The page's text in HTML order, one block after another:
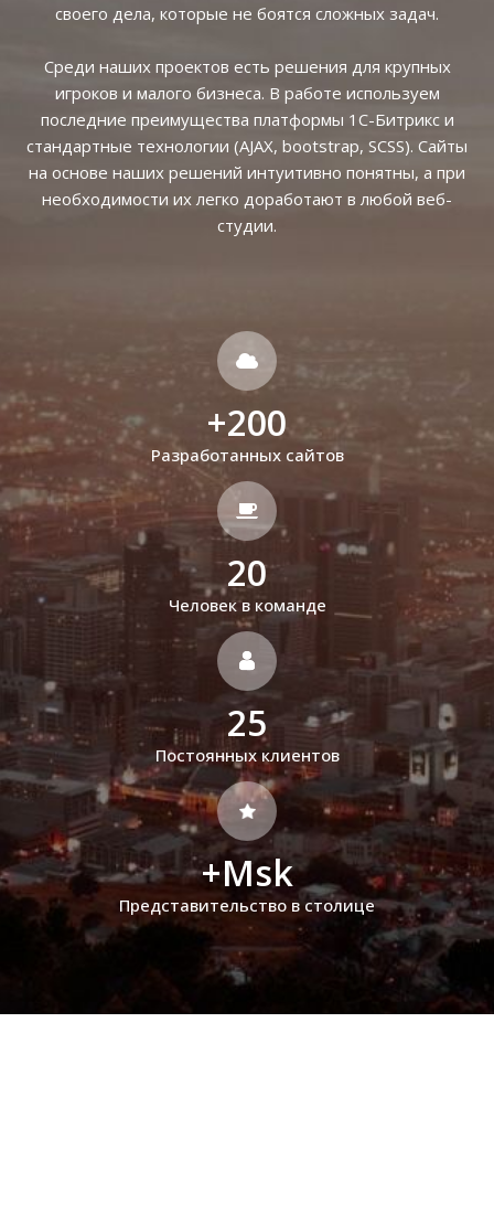
своего дела, которые не боятся сложных задач.
Среди наших проектов есть решения для крупных
игроков и малого бизнеса. В работе используем
последние преимущества платформы 1С-Битрикс и
стандартные технологии (AJAX, bootstrap, SCSS). Сайты
на основе наших решений интуитивно понятны, а при
необходимости их легко доработают в любой веб-
студии.
+200
Разработанных сайтов
20
Человек в команде
25
Постоянных клиентов
+Msk
Представительство в столице